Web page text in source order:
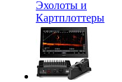
Эхолоты и
Картплоттеры